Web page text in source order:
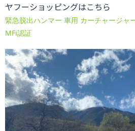
ヤフーショッピングはこちら
緊急脱出ハンマー 車用 カーチャージャ
MFi認証